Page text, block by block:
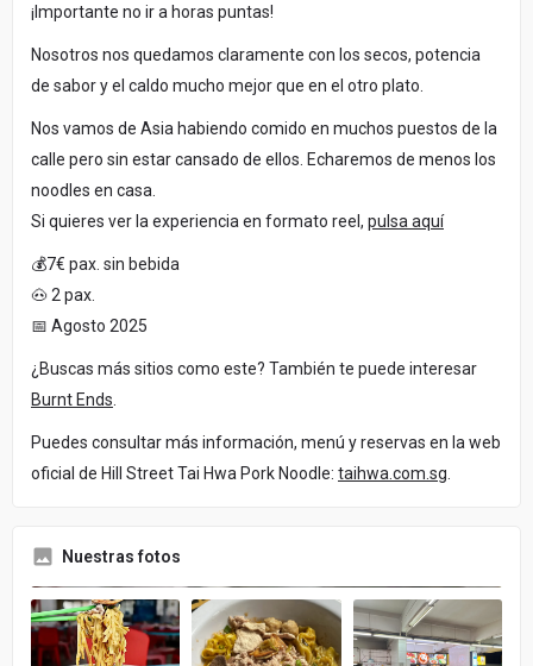
¡Importante no ir a horas puntas!
Nosotros nos quedamos claramente con los secos, potencia
de sabor y el caldo mucho mejor que en el otro plato.
Nos vamos de Asia habiendo comido en muchos puestos de la
calle pero sin estar cansado de ellos. Echaremos de menos los
noodles en casa.
Si quieres ver la experiencia en formato reel, pulsa aquí
💰7€ pax. sin bebida
🐽 2 pax.
📅 Agosto 2025
¿Buscas más sitios como este? También te puede interesar
Burnt Ends
Puedes consultar más información, menú y reservas en la web
oficial de Hill Street Tai Hwa Pork Noodle: taihwa.com.sg
Nuestras fotos